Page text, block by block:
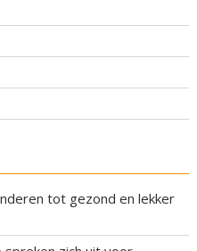
tot gezond en lekker